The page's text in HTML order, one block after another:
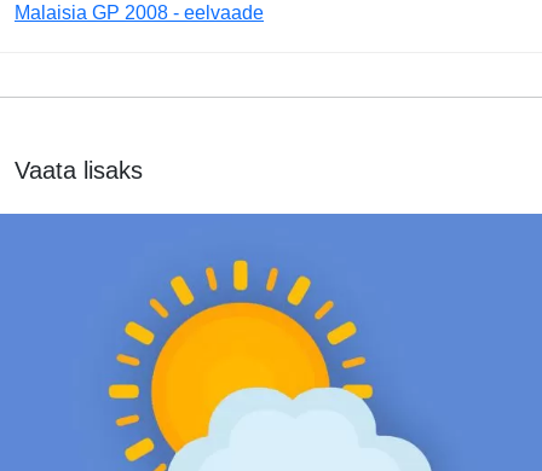
Malaisia GP 2008 - eelvaade
Vaata lisaks